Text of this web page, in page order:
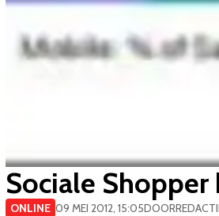
Sociale
ONLINE 09 MEI 2012, 15:05DOOR